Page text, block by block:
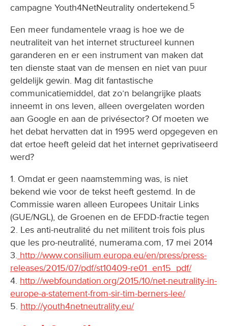
campagne Youth4NetNeutrality ondertekend.5
Een meer fundamentele vraag is hoe we de
neutraliteit van het internet structureel kunnen
garanderen en er een instrument van maken dat
ten dienste staat van de mensen en niet van puur
geldelijk gewin. Mag dit fantastische
communicatiemiddel, dat zo’n belangrijke plaats
inneemt in ons leven, alleen overgelaten worden
aan Google en aan de privésector? Of moeten we
het debat hervatten dat in 1995 werd opgegeven en
dat ertoe heeft geleid dat het internet geprivatiseerd
werd?
1. Omdat er geen naamstemming was, is niet
bekend wie voor de tekst heeft gestemd. In de
Commissie waren alleen Europees Unitair Links
(GUE/NGL), de Groenen en de EFDD-fractie tegen
2. Les anti-neutralité du net militent trois fois plus
que les pro-neutralité, numerama.com, 17 mei 2014
3. http://www.consilium.europa.eu/en/press/press-
releases/2015/07/pdf/st10409-re01_en15_pdf/
4. http://webfoundation.org/2015/10/net-neutrality-in-
europe-a-statement-from-sir-tim-berners-lee/
5. http://youth4netneutrality.eu/